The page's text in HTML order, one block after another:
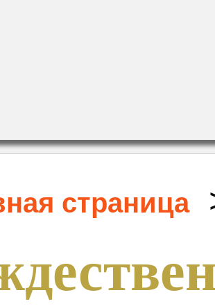
страница